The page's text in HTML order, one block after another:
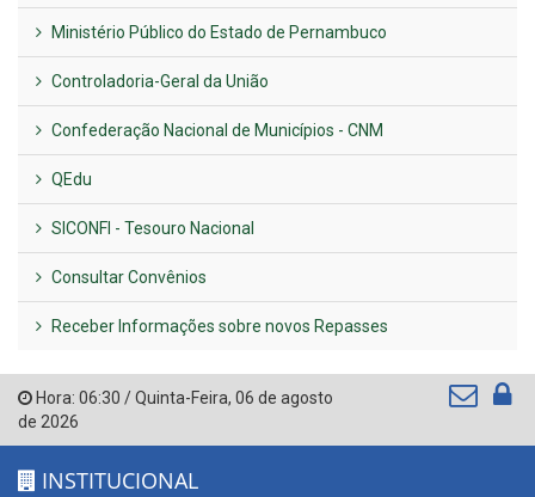
Ministério Público do Estado de Pernambuco
Controladoria-Geral da União
Confederação Nacional de Municípios - CNM
QEdu
SICONFI - Tesouro Nacional
Consultar Convênios
Receber Informações sobre novos Repasses
Hora: 06:30 /Quinta-Feira, 06 de agosto
de 2026
INSTITUCIONAL